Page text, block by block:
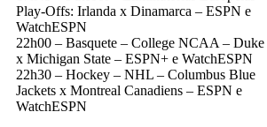
Play-Offs: Irlanda x Dinamarca – ESPN e
WatchESPN
22h00 – Basquete – College NCAA – Duke
x Michigan State – ESPN+ e WatchESPN
22h30 – Hockey – NHL – Columbus Blue
Jackets x Montreal Canadiens – ESPN e
WatchESPN